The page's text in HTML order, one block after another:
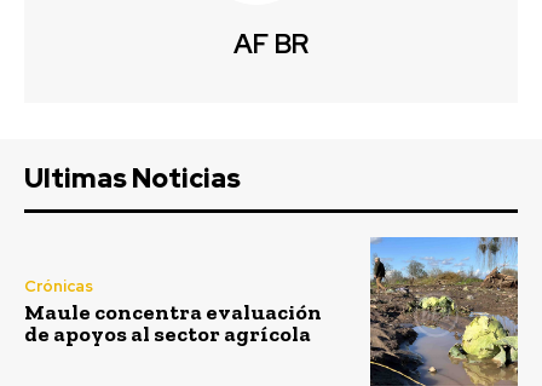
AF BR
Ultimas Noticias
Crónicas
Maule concentra evaluación
de apoyos al sector agrícola